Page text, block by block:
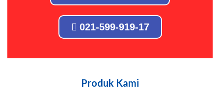
021-599-919-17
Produk Kami